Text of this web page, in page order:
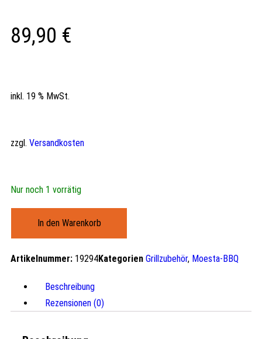
89,90 €
inkl. 19 % MwSt.
zzgl. Versandkosten
Nur noch 1 vorrätig
In den Warenkorb
Artikelnummer: 19294Kategorien Grillzubehör, Moesta-BBQ
Beschreibung
Rezensionen (0)